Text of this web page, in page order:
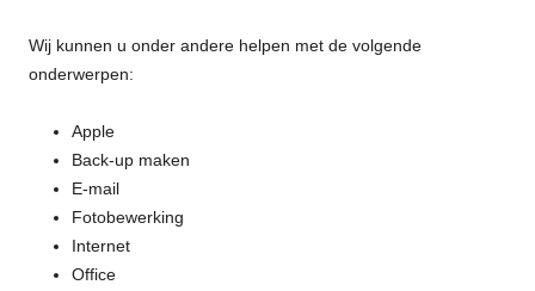
Wij kunnen u onder andere helpen met de volgende
onderwerpen:
Apple
Back-up maken
E-mail
Fotobewerking
Internet
Office